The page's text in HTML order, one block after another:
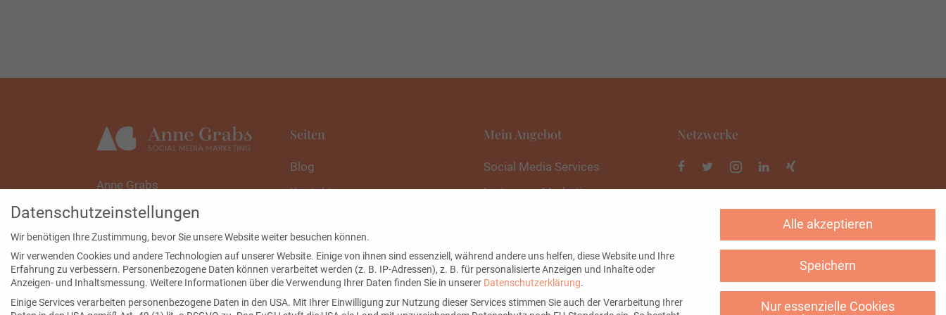
Anne Grabs
Schliemannstr. 14
info@annegrabs.de
Seiten
Blog
Kontakt
Newsletter
Mein Angebot
Social Media Services
Instagram Marketing
Netzwerke
Datenschutzeinstellungen
Wir benötigen Ihre Zustimmung, bevor Sie unsere Website weiter besuchen können.
Wir verwenden Cookies und andere Technologien auf unserer Website. Einige von ihnen sind essenziell, während andere uns helfen, diese Website und Ihre
Erfahrung zu verbessern. Personenbezogene Daten können verarbeitet werden (z. B. IP-Adressen), z. B. für personalisierte Anzeigen und Inhalte oder
Anzeigen- und Inhaltsmessung. Weitere Informationen über die Verwendung Ihrer Daten finden Sie in unserer Datenschutzerklärung.
Einige Services verarbeiten personenbezogene Daten in den USA. Mit Ihrer Einwilligung zur Nutzung dieser Services stimmen Sie auch der Verarbeitung Ihrer
Alle akzeptieren
Speichern
Nur essenzielle Cookies